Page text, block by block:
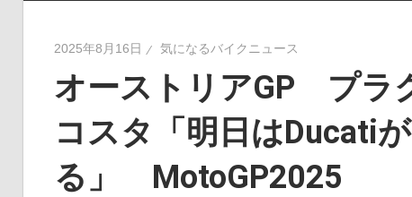
る
バ
2025年8月16日 気になるバイクニュース
オーストリアGP プラ
コスタ「明日はDucati
る」 MotoGP2025